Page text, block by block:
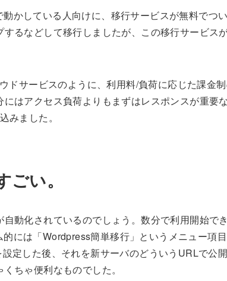
かしている人向けに、移行サービスが無料でつ
るなどして移行しましたが、この移行サービス
ドサービスのように、利用料/負荷に応じた課金
はアクセス負荷よりもまずはレスポンスが重要
みました。
い。
動化されているのでしょう。数分で利用開始で
には「Wordpress簡単移行」というメニュー項
定した後、それを新サーバのどういうURLで公
ちゃ便利なものでした。